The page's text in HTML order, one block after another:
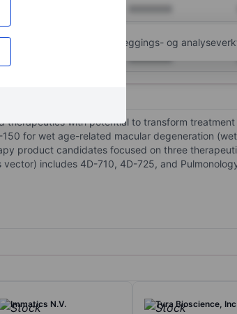
XXXXXXX
for å få tilgang til flere kartleggings- og
therapeutics with potential to transform treatment
for wet age-related macular degeneration
product candidates focused on three
includes 4D-710, 4D-725, and
Immatics N.V. Tyra Bioscience, Inc